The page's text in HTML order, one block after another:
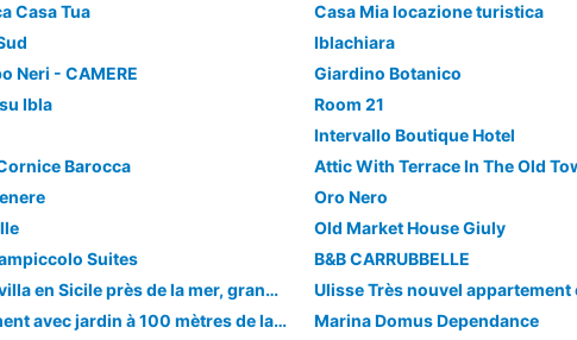
Casa Tua
Casa Mia locazione turistica
Iblachiara
Neri - CAMERE
Giardino Botanico
Ibla
Room 21
Intervallo Boutique Hotel
Barocca
Attic With Terrace In The Old
Oro Nero
Old Market House Giuly
Suites
B&B CARRUBBELLE
Elégante villa en Sicile près de la mer, grande piscine, jardin, barbecue, wifi gratuit
Appartement avec jardin à 100 mètres de la plage sableuse et près du centre
Marina Domus Dependance